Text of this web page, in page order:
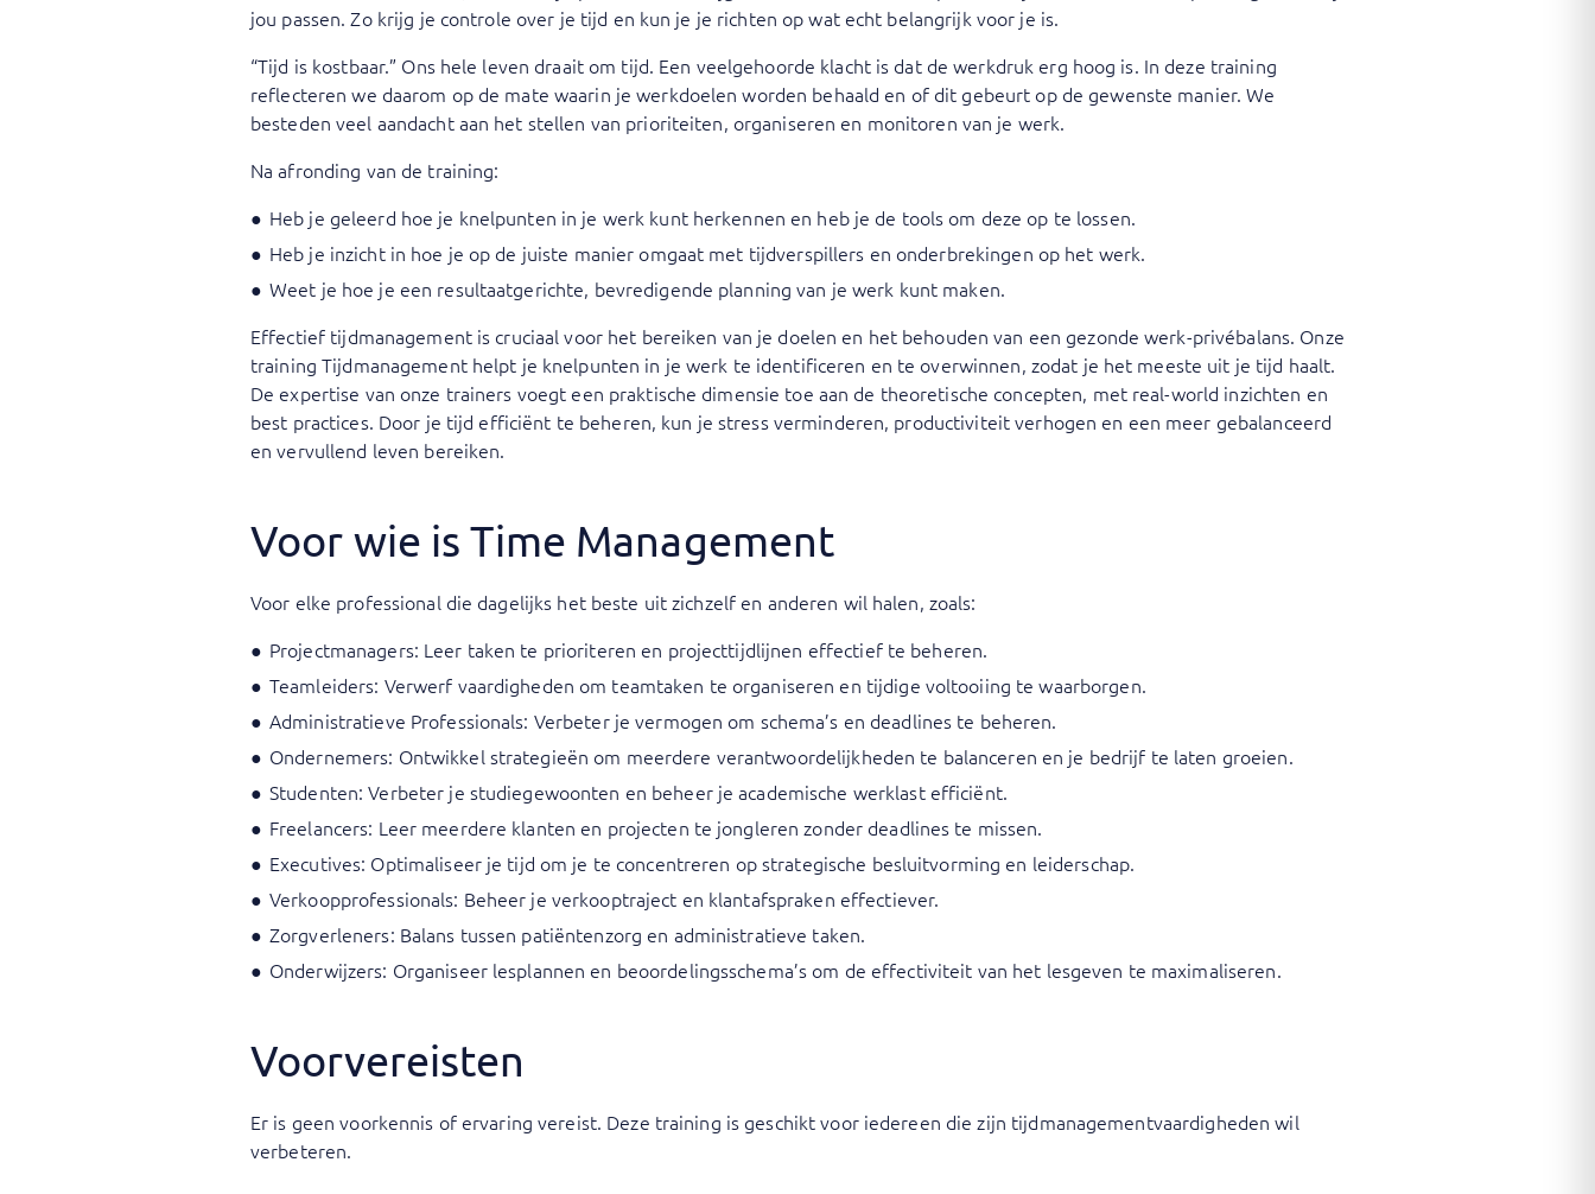
jou passen. Zo krijg je controle over je tijd en kun je je richten op wat echt belangrijk voor je is.
“Tijd is kostbaar.” Ons hele leven draait om tijd. Een veelgehoorde klacht is dat de werkdruk erg hoog is. In deze training
reflecteren we daarom op de mate waarin je werkdoelen worden behaald en of dit gebeurt op de gewenste manier. We
besteden veel aandacht aan het stellen van prioriteiten, organiseren en monitoren van je werk.
Na afronding van de training:
Heb je geleerd hoe je knelpunten in je werk kunt herkennen en heb je de tools om deze op te lossen.
Heb je inzicht in hoe je op de juiste manier omgaat met tijdverspillers en onderbrekingen op het werk.
Weet je hoe je een resultaatgerichte, bevredigende planning van je werk kunt maken.
Effectief tijdmanagement is cruciaal voor het bereiken van je doelen en het behouden van een gezonde werk-privébalans. Onze
training Tijdmanagement helpt je knelpunten in je werk te identificeren en te overwinnen, zodat je het meeste uit je tijd haalt.
De expertise van onze trainers voegt een praktische dimensie toe aan de theoretische concepten, met real-world inzichten en
best practices. Door je tijd efficiënt te beheren, kun je stress verminderen, productiviteit verhogen en een meer gebalanceerd
en vervullend leven bereiken.
Voor wie is Time Management
Voor elke professional die dagelijks het beste uit zichzelf en anderen wil halen, zoals:
Projectmanagers: Leer taken te prioriteren en projecttijdlijnen effectief te beheren.
Teamleiders: Verwerf vaardigheden om teamtaken te organiseren en tijdige voltooiing te waarborgen.
Administratieve Professionals: Verbeter je vermogen om schema’s en deadlines te beheren.
Ondernemers: Ontwikkel strategieën om meerdere verantwoordelijkheden te balanceren en je bedrijf te laten groeien.
Studenten: Verbeter je studiegewoonten en beheer je academische werklast efficiënt.
Freelancers: Leer meerdere klanten en projecten te jongleren zonder deadlines te missen.
Executives: Optimaliseer je tijd om je te concentreren op strategische besluitvorming en leiderschap.
Verkoopprofessionals: Beheer je verkooptraject en klantafspraken effectiever.
Zorgverleners: Balans tussen patiëntenzorg en administratieve taken.
Onderwijzers: Organiseer lesplannen en beoordelingsschema’s om de effectiviteit van het lesgeven te maximaliseren.
Voorvereisten
Er is geen voorkennis of ervaring vereist. Deze training is geschikt voor iedereen die zijn tijdmanagementvaardigheden wil
verbeteren.